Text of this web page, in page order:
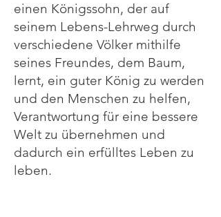
einen Königssohn, der auf
seinem Lebens-Lehrweg durch
verschiedene Völker mithilfe
seines Freundes, dem Baum,
lernt, ein guter König zu werden
und den Menschen zu helfen,
Verantwortung für eine bessere
Welt zu übernehmen und
dadurch ein erfülltes Leben zu
leben.